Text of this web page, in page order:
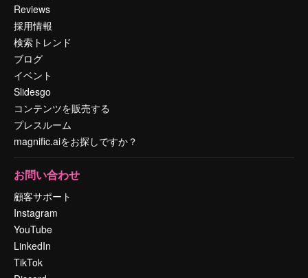
Reviews
採用情報
検索トレンド
ブログ
イベント
Slidesgo
コンテンツを販売する
プレスルーム
magnific.aiをお探しですか？
お問い合わせ
顧客サポート
Instagram
YouTube
LinkedIn
TikTok